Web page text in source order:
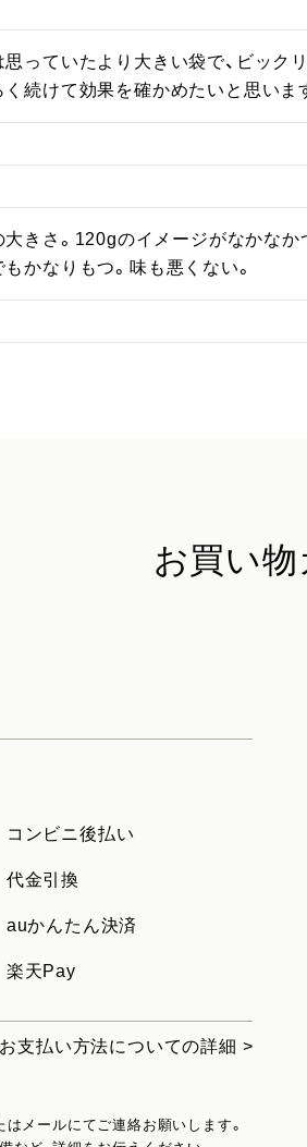
っていたより大きい袋で、ビック
続けて効果を確かめたいと思いま
きさ。120gのイメージがなかな
かなりもつ。味も悪くない。
お買い物
コンビニ後払い
代金引換
auかんたん決済
楽天Pay
お支払い方法についての詳細 >
メールにてご連絡お願いします。